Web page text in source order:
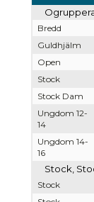
Bredd
Guldhjälm
Open
Stock
Stock Dam
Ungdom 12-
14
Ungdom 14-
16
Stock,
Stock